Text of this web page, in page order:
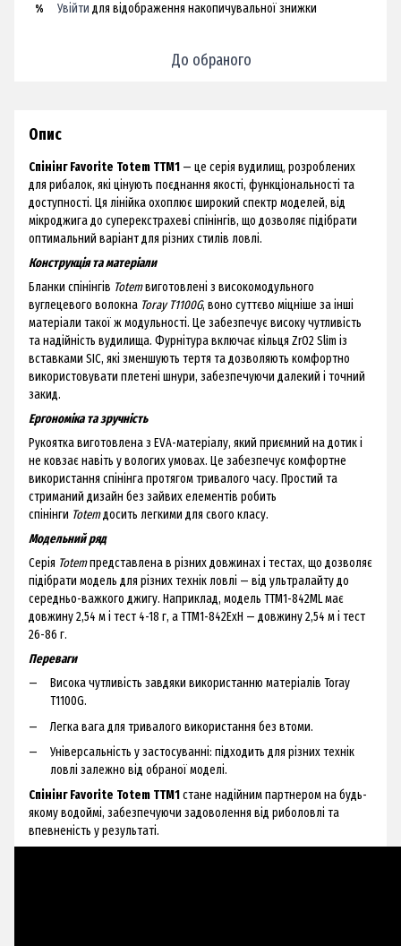
% Увійти для відображення накопичувальної знижки
До обраного
Опис
Спінінг Favorite Totem TTM1 — це серія вудилищ, розроблених
для рибалок, які цінують поєднання якості, функціональності та
доступності. Ця лінійка охоплює широкий спектр моделей, від
мікроджига до суперекстрахеві спінінгів, що дозволяє підібрати
оптимальний варіант для різних стилів ловлі.
Конструкція та матеріали
Бланки спінінгів Totemвиготовлені з високомодульного
вуглецевого волокна Toray T1100G, воно суттєво міцніше за інші
матеріали такої ж модульності. Це забезпечує високу чутливість
та надійність вудилища. Фурнітура включає кільця ZrO2 Slim із
вставками SIC, які зменшують тертя та дозволяють комфортно
використовувати плетені шнури, забезпечуючи далекий і точний
закид.
Ергономіка та зручність
Рукоятка виготовлена з EVA-матеріалу, який приємний на дотик і
не ковзає навіть у вологих умовах. Це забезпечує комфортне
використання спінінга протягом тривалого часу. Простий та
стриманий дизайн без зайвих елементів робить
спінінги Totemдосить легкими для свого класу.
Модельний ряд
Серія Totemпредставлена в різних довжинах і тестах, що дозволяє
підібрати модель для різних технік ловлі — від ультралайту до
середньо-важкого джигу. Наприклад, модель TTM1-842ML має
довжину 2,54 м і тест 4-18 г, а TTM1-842ExH — довжину 2,54 м і тест
26-86 г.
Переваги
Висока чутливість завдяки використанню матеріалів Toray
T1100G.
Легка вага для тривалого використання без втоми.
Універсальність у застосуванні: підходить для різних технік
ловлі залежно від обраної моделі.
Спінінг Favorite Totem TTM1стане надійним партнером на будь-
якому водоймі, забезпечуючи задоволення від риболовлі та
впевненість у результаті.